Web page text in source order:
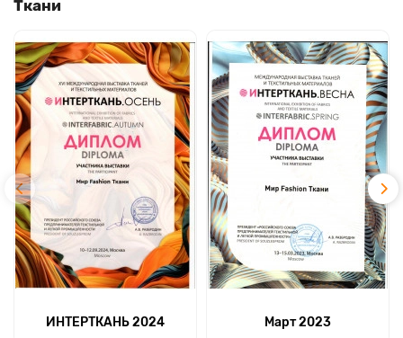
Ткани
ИНТЕРТКАНЬ 2024 Март 2023